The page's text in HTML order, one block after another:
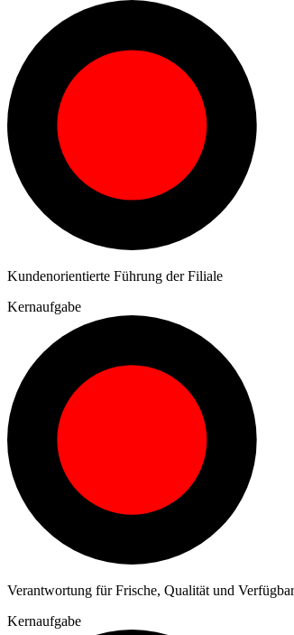
Kundenorientierte Führung der Filiale
Kernaufgabe
Verantwortung für Frische, Qualität und
Kernaufgabe